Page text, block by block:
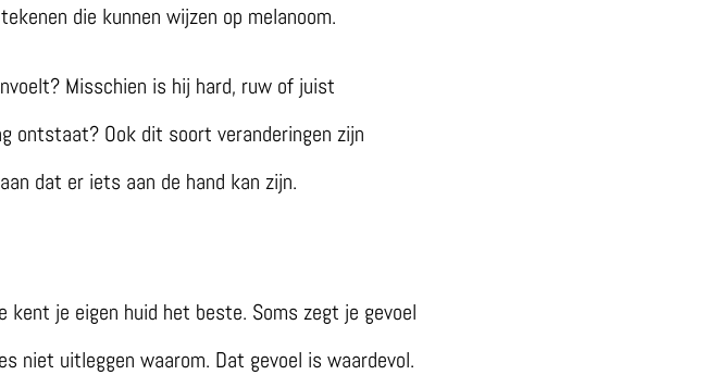
die kunnen wijzen op melanoom.
Misschien is hij hard, ruw of juist
ontstaat? Ook dit soort veranderingen zijn
dat er iets aan de hand kan zijn.
je eigen huid het beste. Soms zegt je gevoel
niet uitleggen waarom. Dat gevoel is waardevol.